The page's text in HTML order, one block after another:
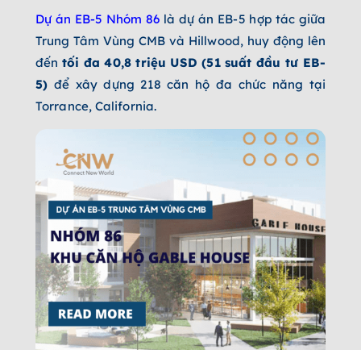
Dự án EB-5 Nhóm 86 là dự án EB-5 hợp tác giữa
Trung Tâm Vùng CMB và Hillwood, huy động lên
đến tối đa 40,8 triệu USD (51 suất đầu tư EB-
5) để xây dựng 218 căn hộ đa chức năng tại
Torrance, California.